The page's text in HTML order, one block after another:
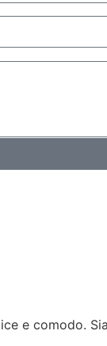
e comodo.